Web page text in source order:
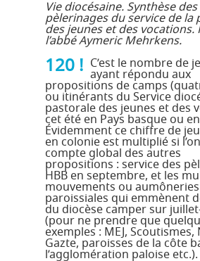
Vie diocésaine. Synthèse des
pèlerinages du service de la
des jeunes et des vocations.
l’abbé Aymeric Mehrkens.
120 !
C’est le nombre de
ayant répondu aux
propositions de camps
ou itinérants du Service
pastorale des jeunes et des
cet été en Pays basque ou
Évidemment ce chiffre de
en colonie est multiplié si
compte global des autres
propositions : service des
HBB en septembre, et les
mouvements ou aumôneries
paroissiales qui emmènent
du diocèse camper sur
(pour ne prendre que
exemples : MEJ, Scoutismes,
Gazte, paroisses de la côte
l’agglomération paloise etc.).